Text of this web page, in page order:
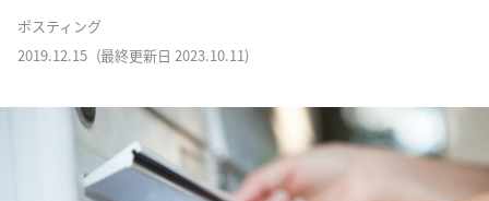
ポスティング
2019.12.15 (最終更新日 2023.10.11)